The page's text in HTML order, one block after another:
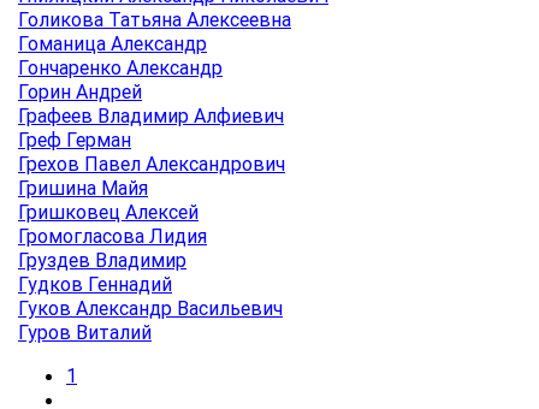
Голикова Татьяна Алексеевна
Гоманица Александр
Гончаренко Александр
Горин Андрей
Графеев Владимир Алфиевич
Греф Герман
Грехов Павел Александрович
Гришина Майя
Гришковец Алексей
Громогласова Лидия
Груздев Владимир
Гудков Геннадий
Гуков Александр Васильевич
Гуров Виталий
1